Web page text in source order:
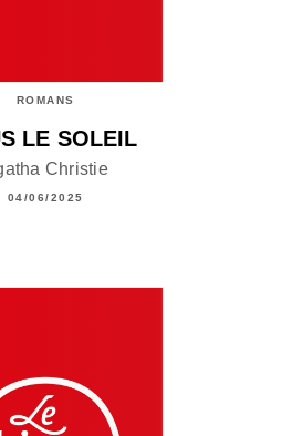
ROMANS
LE SOLEIL
Christie
04/06/2025